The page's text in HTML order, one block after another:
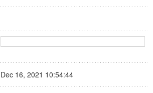
Dec 16, 2021 10:54:44